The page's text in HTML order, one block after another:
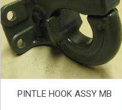
PINTLE HOOK ASSY MB